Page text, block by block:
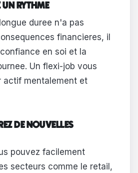
RYTHME
duree n'a pas
financieres, il
en soi et la
Un flexi-job vous
actif mentalement et
DE NOUVELLES
pouvez facilement
secteurs comme le retail,